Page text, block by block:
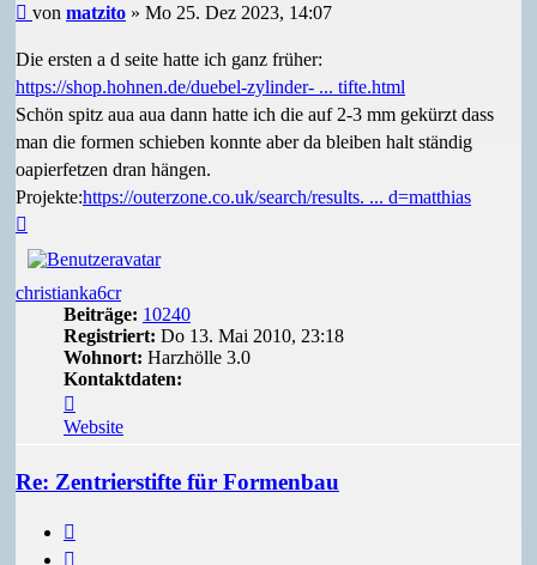
Beitrag
von matzito » Mo 25. Dez 2023, 14:07
Die ersten a d seite hatte ich ganz früher:
https://shop.hohnen.de/duebel-zylinder- ... tifte.html
Schön spitz aua aua dann hatte ich die auf 2-3 mm gekürzt dass
man die formen schieben konnte aber da bleiben halt ständig
oapierfetzen dran hängen.
Projekte:https://outerzone.co.uk/search/results. ... d=matthias
christianka6cr
Beiträge: 10240
Registriert: Do 13. Mai 2010, 23:18
Wohnort: Harzhölle 3.0
Kontaktdaten:
von
christianka6cr
Website
Re: Zentrierstifte für Formenbau